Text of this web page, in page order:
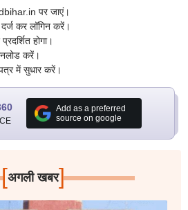
पर जाएं।
कर लॉगिन करें।
होगा।
करें।
में सुधार करें।
Add as a preferred
source on google
[अगली खबर]